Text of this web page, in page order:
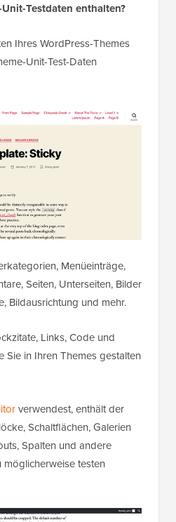
Testdaten enthalten?
Ihres WordPress-Themes
Unit-Test-Daten
Menüeinträge,
Seiten, Unterseiten, Bilder
Bildausrichtung und mehr.
Links, Code und
Sie in Ihren Themes gestalten
verwendest, enthält der
Schaltflächen, Galerien
Spalten und andere
testen